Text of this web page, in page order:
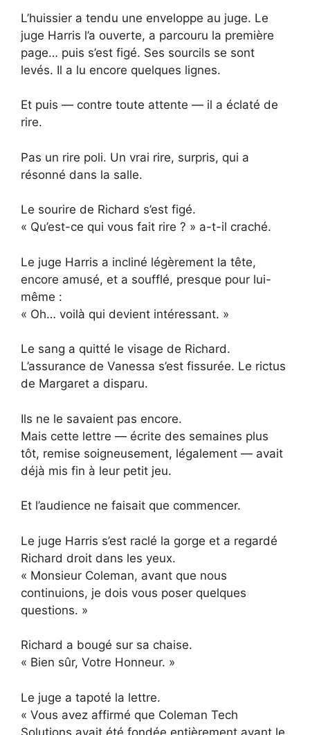
L’huissier a tendu une enveloppe au juge. Le
juge Harris l’a ouverte, a parcouru la première
page… puis s’est figé. Ses sourcils se sont
levés. Il a lu encore quelques lignes.
Et puis — contre toute attente — il a éclaté de
rire.
Pas un rire poli. Un vrai rire, surpris, qui a
résonné dans la salle.
Le sourire de Richard s’est figé.
« Qu’est-ce qui vous fait rire ? » a-t-il craché.
Le juge Harris a incliné légèrement la tête,
encore amusé, et a soufflé, presque pour lui-
même :
« Oh… voilà qui devient intéressant. »
Le sang a quitté le visage de Richard.
L’assurance de Vanessa s’est fissurée. Le rictus
de Margaret a disparu.
Ils ne le savaient pas encore.
Mais cette lettre — écrite des semaines plus
tôt, remise soigneusement, légalement — avait
déjà mis fin à leur petit jeu.
Et l’audience ne faisait que commencer.
Le juge Harris s’est raclé la gorge et a regardé
Richard droit dans les yeux.
« Monsieur Coleman, avant que nous
continuions, je dois vous poser quelques
questions. »
Richard a bougé sur sa chaise.
« Bien sûr, Votre Honneur. »
Le juge a tapoté la lettre.
« Vous avez affirmé que Coleman Tech
Solutions avait été fondée entièrement avant le